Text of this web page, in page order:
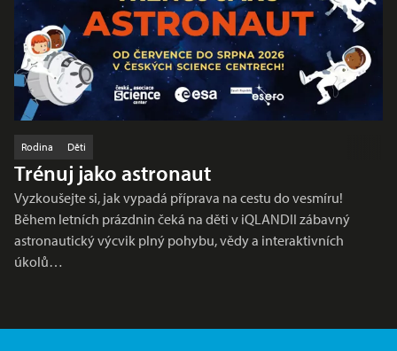
Rodina Děti
Trénuj jako astronaut
Vyzkoušejte si, jak vypadá příprava na cestu do vesmíru!
Během letních prázdnin čeká na děti v iQLANDII zábavný
astronautický výcvik plný pohybu, vědy a interaktivních
úkolů…